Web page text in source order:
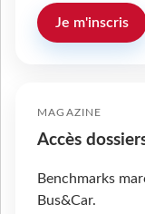
Je m'inscris
MAGAZINE
Accès
Benchmarks
Bus&Car.